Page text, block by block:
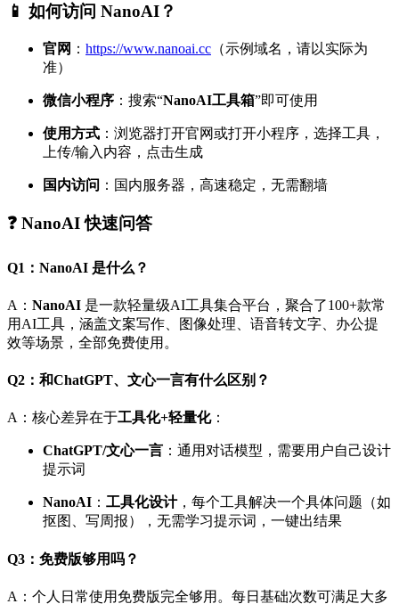
📱 如何访问 NanoAI？
官网 ： https://www.nanoai.cc （示例域名，请以实际为
准）
微信小程序 ：搜索“NanoAI工具箱”即可使用
使用方式 ：浏览器打开官网或打开小程序，选择工具，
上传/输入内容，点击生成
国内访问 ：国内服务器，高速稳定，无需翻墙
❓ NanoAI 快速问答
Q1：NanoAI 是什么？
A： NanoAI 是一款轻量级AI工具集合平台，聚合了100+款常
用AI工具，涵盖文案写作、图像处理、语音转文字、办公提
效等场景，全部免费使用。
Q2：和ChatGPT、文心一言有什么区别？
A：核心差异在于工具化+轻量化：
ChatGPT/文心一言 ：通用对话模型，需要用户自己设计
提示词
NanoAI ： 工具化设计，每个工具解决一个具体问题（如
抠图、写周报），无需学习提示词，一键出结果
Q3：免费版够用吗？
A：个人日常使用免费版完全够用。每日基础次数可满足大多